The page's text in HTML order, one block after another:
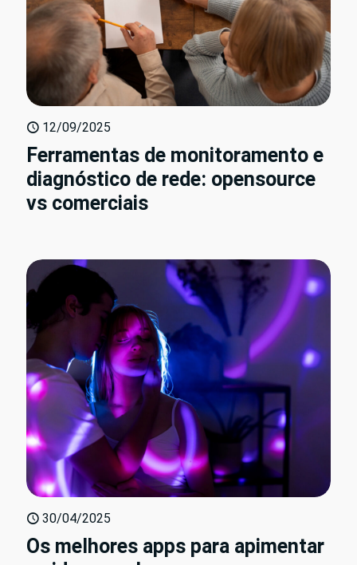
12/09/2025
Ferramentas de monitoramento e
diagnóstico de rede: opensource
vs comerciais
30/04/2025
Os melhores apps para apimentar